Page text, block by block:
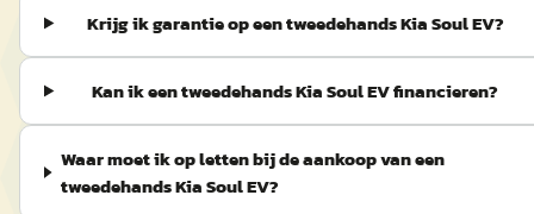
Krijg ik garantie op een tweedehands Kia Soul EV?
Kan ik een tweedehands Kia Soul EV financieren?
Waar moet ik op letten bij de aankoop van een
tweedehands Kia Soul EV?